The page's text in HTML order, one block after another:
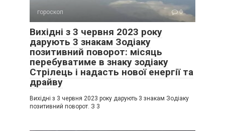
гороскоп 0
Вихідні з 3 червня 2023 року
дарують 3 знакам Зодіаку
позитивний поворот: місяць
перебуватиме в знаку зодіаку
Стрілець і надасть нової енергії та
драйву
Вихідні з 3 червня 2023 року дарують 3 знакам Зодіаку
позитивний поворот. З 3